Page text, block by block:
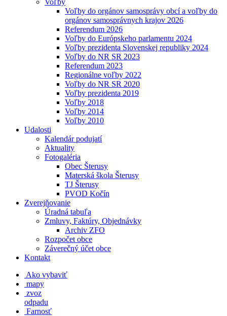
Voľby
Voľby do orgánov samosprávy obcí a voľby do
orgánov samosprávnych krajov 2026
Referendum 2026
Voľby do Európskeho parlamentu 2024
Voľby prezidenta Slovenskej republiky 2024
Voľby do NR SR 2023
Referendum 2023
Regionálne voľby 2022
Voľby do NR SR 2020
Voľby prezidenta 2019
Voľby 2018
Voľby 2014
Voľby 2010
Udalosti
Kalendár podujatí
Aktuality
Fotogaléria
Obec Šterusy
Materská škola Šterusy
TJ Šterusy
PVOD Kočín
Zverejňovanie
Úradná tabuľa
Zmluvy, Faktúry, Objednávky
Archiv ZFO
Rozpočet obce
Záverečný účet obce
Kontakt
Ako vybaviť
mapy
zvoz
odpadu
Farnosť